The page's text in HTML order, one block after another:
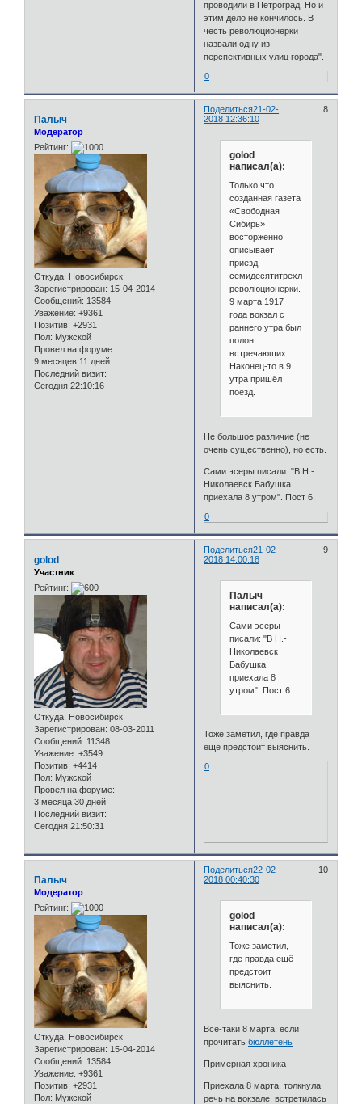
проводили в Петроград. Но и
этим дело не кончилось. В
честь революционерки
назвали одну из
перспективных улиц города".
0
Поделиться 8
21-02-
2018 12:36:10
Палыч
Модератор
Рейтинг:
Откуда: Новосибирск
Зарегистрирован: 15-04-2014
Сообщений: 13584
Уважение: +9361
Позитив: +2931
Пол: Мужской
Провел на форуме:
9 месяцев 11 дней
Последний визит:
Сегодня 22:10:16
golod
написал(а):
Только что
созданная газета
«Свободная
Сибирь»
восторженно
описывает
приезд
семидесятитрехлетней
революционерки.
9 марта 1917
года вокзал с
раннего утра был
полон
встречающих.
Наконец-то в 9
утра пришёл
поезд.
Не большое различие (не
очень существенно), но есть.
Сами эсеры писали: "В Н.-
Николаевск Бабушка
приехала 8 утром". Пост 6.
0
Поделиться 9
21-02-
2018 14:00:18
golod
Участник
Рейтинг:
Откуда: Новосибирск
Зарегистрирован: 08-03-2011
Сообщений: 11348
Уважение: +3549
Позитив: +4414
Пол: Мужской
Провел на форуме:
3 месяца 30 дней
Последний визит:
Сегодня 21:50:31
Палыч
написал(а):
Сами эсеры
писали: "В Н.-
Николаевск
Бабушка
приехала 8
утром". Пост 6.
Тоже заметил, где правда
ещё предстоит выяснить.
0
Поделиться 10
22-02-
2018 00:40:30
Палыч
Модератор
Рейтинг:
Откуда: Новосибирск
Зарегистрирован: 15-04-2014
Сообщений: 13584
Уважение: +9361
Позитив: +2931
Пол: Мужской
golod
написал(а):
Тоже заметил,
где правда ещё
предстоит
выяснить.
Все-таки 8 марта: если
прочитатьбюллетень
Примерная хроника
Приехала 8 марта, толкнула
речь на вокзале, встретилась